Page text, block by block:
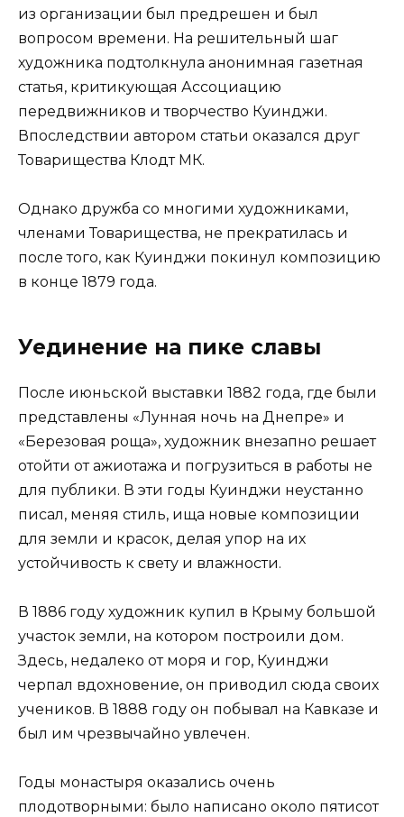
из организации был предрешен и был
вопросом времени. На решительный шаг
художника подтолкнула анонимная газетная
статья, критикующая Ассоциацию
передвижников и творчество Куинджи.
Впоследствии автором статьи оказался друг
Товарищества Клодт МК.
Однако дружба со многими художниками,
членами Товарищества, не прекратилась и
после того, как Куинджи покинул композицию
в конце 1879 года.
Уединение на пике славы
После июньской выставки 1882 года, где были
представлены «Лунная ночь на Днепре» и
«Березовая роща», художник внезапно решает
отойти от ажиотажа и погрузиться в работы не
для публики. В эти годы Куинджи неустанно
писал, меняя стиль, ища новые композиции
для земли и красок, делая упор на их
устойчивость к свету и влажности.
В 1886 году художник купил в Крыму большой
участок земли, на котором построили дом.
Здесь, недалеко от моря и гор, Куинджи
черпал вдохновение, он приводил сюда своих
учеников. В 1888 году он побывал на Кавказе и
был им чрезвычайно увлечен.
Годы монастыря оказались очень
плодотворными: было написано около пятисот